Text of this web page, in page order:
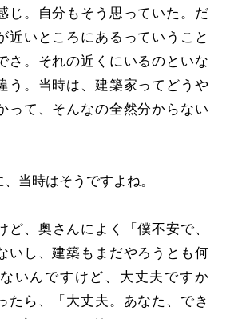
じ。自分もそう思っていた。だ
近いところにあるっていうこと
さ。それの近くにいるのといな
う。当時は、建築家ってどうや
って、そんなの全然分からない
当時はそうですよね。
、奥さんによく「僕不安で、
いし、建築もまだやろうとも何
いんですけど、大丈夫ですか
たら、「大丈夫。あなた、でき